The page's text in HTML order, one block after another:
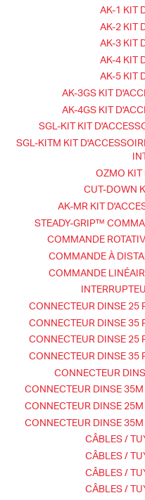
AK-1 KIT
AK-2 KIT
AK-3 KIT
AK-4 KIT
AK-5 KIT
AK-3GS KIT
AK-4GS KIT
SGL-KIT KIT
SGL-KITM KIT
OZMO KIT
CUT-DOWN
AK-MR KIT
STEADY-GRIP™
COMMANDE
COMMANDE À
COMMANDE
CONNECTEUR DINSE 25
CONNECTEUR DINSE 35
CONNECTEUR DINSE 25
CONNECTEUR DINSE 35
CONNECTEUR
CONNECTEUR DINSE
CONNECTEUR DINSE
CONNECTEUR DINSE
CÂBLES /
CÂBLES /
CÂBLES /
CÂBLES /